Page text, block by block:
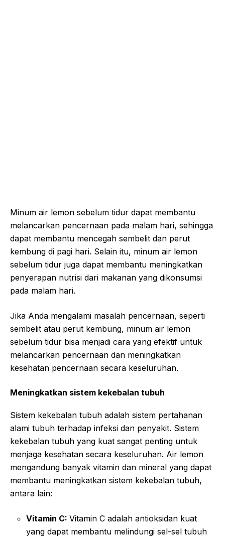
Minum air lemon sebelum tidur dapat membantu
melancarkan pencernaan pada malam hari, sehingga
dapat membantu mencegah sembelit dan perut
kembung di pagi hari. Selain itu, minum air lemon
sebelum tidur juga dapat membantu meningkatkan
penyerapan nutrisi dari makanan yang dikonsumsi
pada malam hari.
Jika Anda mengalami masalah pencernaan, seperti
sembelit atau perut kembung, minum air lemon
sebelum tidur bisa menjadi cara yang efektif untuk
melancarkan pencernaan dan meningkatkan
kesehatan pencernaan secara keseluruhan.
Meningkatkan sistem kekebalan tubuh
Sistem kekebalan tubuh adalah sistem pertahanan
alami tubuh terhadap infeksi dan penyakit. Sistem
kekebalan tubuh yang kuat sangat penting untuk
menjaga kesehatan secara keseluruhan. Air lemon
mengandung banyak vitamin dan mineral yang dapat
membantu meningkatkan sistem kekebalan tubuh,
antara lain:
Vitamin C: Vitamin C adalah antioksidan kuat
yang dapat membantu melindungi sel-sel tubuh